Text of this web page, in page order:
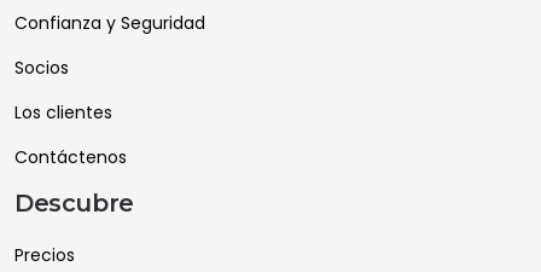
Confianza y Seguridad
Socios
Los clientes
Contáctenos
Descubre
Precios